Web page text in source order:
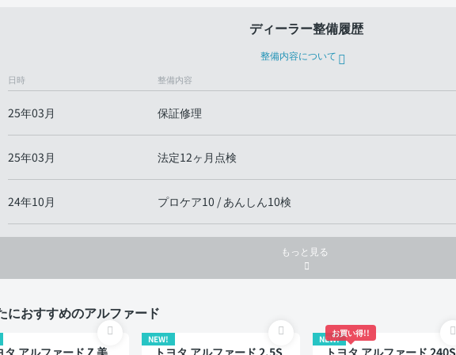
ディーラー整備履歴
整備内容について
日時 整備内容
25年03月 保証修理
25年03月 法定12ヶ月点検
24年10月 プロケア10 / あんしん10検
もっと見る
におすすめのアルファード
タ アルファード Z 美
NEW!
トヨタ アルファード 2.5S
NEW!
お買い得!!
トヨタ アルファード 240S